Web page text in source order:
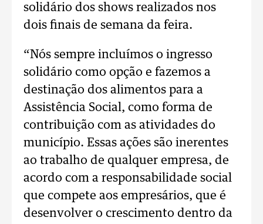
solidário dos shows realizados nos
dois finais de semana da feira.
“Nós sempre incluímos o ingresso
solidário como opção e fazemos a
destinação dos alimentos para a
Assistência Social, como forma de
contribuição com as atividades do
município. Essas ações são inerentes
ao trabalho de qualquer empresa, de
acordo com a responsabilidade social
que compete aos empresários, que é
desenvolver o crescimento dentro da